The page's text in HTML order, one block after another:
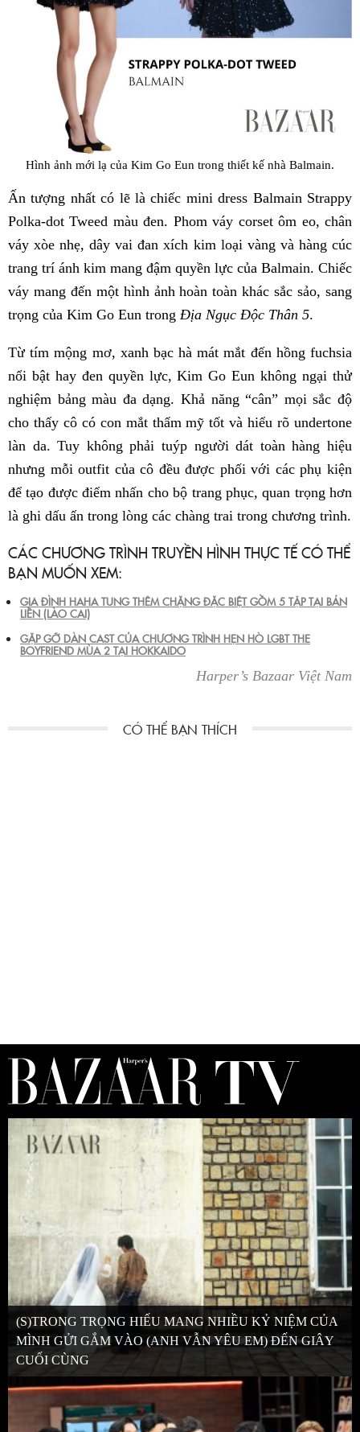
Hình ảnh mới lạ của Kim Go Eun trong thiết kế nhà Balmain.
Ấn tượng nhất có lẽ là chiếc mini dress Balmain Strappy
Polka-dot Tweed màu đen. Phom váy corset ôm eo, chân
váy xòe nhẹ, dây vai đan xích kim loại vàng và hàng cúc
trang trí ánh kim mang đậm quyền lực của Balmain. Chiếc
váy mang đến một hình ảnh hoàn toàn khác sắc sảo, sang
trọng của Kim Go Eun trong Địa Ngục Độc Thân 5.
Từ tím mộng mơ, xanh bạc hà mát mắt đến hồng fuchsia
nổi bật hay đen quyền lực, Kim Go Eun không ngại thử
nghiệm bảng màu đa dạng. Khả năng “cân” mọi sắc độ
cho thấy cô có con mắt thẩm mỹ tốt và hiểu rõ undertone
làn da. Tuy không phải tuýp người dát toàn hàng hiệu
nhưng mỗi outfit của cô đều được phối với các phụ kiện
để tạo được điểm nhấn cho bộ trang phục, quan trọng hơn
là ghi dấu ấn trong lòng các chàng trai trong chương trình.
CÁC CHƯƠNG TRÌNH TRUYỀN HÌNH THỰC TẾ CÓ THỂ
BẠN MUỐN XEM:
GIA ĐÌNH HAHA TUNG THÊM CHẶNG ĐẶC BIỆT GỒM 5 TẬP TẠI BẢN
LIỀN (LÀO CAI)
GẶP GỠ DÀN CAST CỦA CHƯƠNG TRÌNH HẸN HÒ LGBT THE
BOYFRIEND MÙA 2 TẠI HOKKAIDO
Harper’s Bazaar Việt Nam
(S)TRONG TRỌNG HIẾU MANG NHIỀU KỶ NIỆM CỦA
MÌNH GỬI GẮM VÀO (ANH VẪN YÊU EM) ĐẾN GIÂY
CUỐI CÙNG